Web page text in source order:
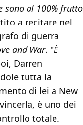
sono al 100% frutto
a recitare nel
di guerra
and War. "È
Darren
tutta la
di lei a New
è uno dei
totale.